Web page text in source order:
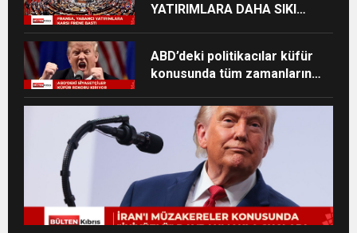
YATIRIMLARA DAHA SIKI
ABD’deki politikacılar küfür
konusunda tüm zamanların